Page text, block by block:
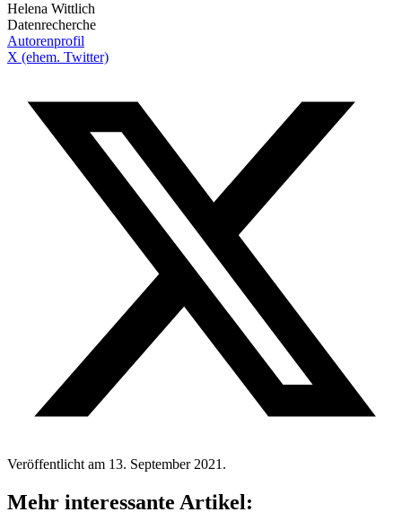
Helena Wittlich
Datenrecherche
Autorenprofil
X (ehem. Twitter)
Veröffentlicht am 13. September 2021.
Mehr interessante Artikel: